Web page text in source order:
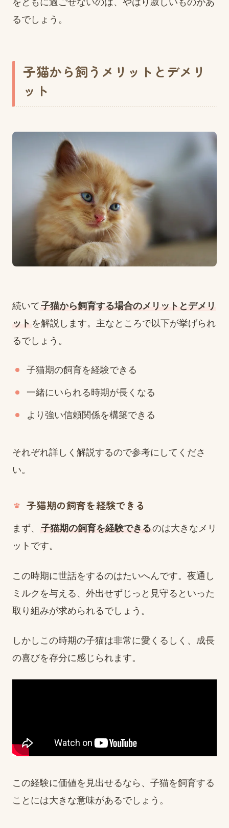
るでしょう。
子猫から飼うメリットとデメリ
ット
続いて子猫から飼育する場合のメリットとデメリ
ット を解説します。主なところで以下が挙げられ
るでしょう。
子猫期の飼育を経験できる
一緒にいられる時期が長くなる
より強い信頼関係を構築できる
それぞれ詳しく解説するので参考にしてくださ
い。
子猫期の飼育を経験できる
まず、 子猫期の飼育を経験できるのは大きなメリ
ットです。
この時期に世話をするのはたいへんです。夜通し
ミルクを与える、外出せずじっと見守るといった
取り組みが求められるでしょう。
しかしこの時期の子猫は非常に愛くるしく、成長
の喜びを存分に感じられます。
この経験に価値を見出せるなら、子猫を飼育する
ことには大きな意味があるでしょう。